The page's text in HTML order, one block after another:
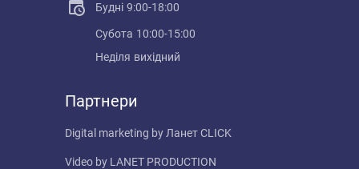
Будні 9:00-18:00
Субота 10:00-15:00
Неділя вихідний
Партнери
Digital marketing by Ланет CLICK
Video by LANET PRODUCTION